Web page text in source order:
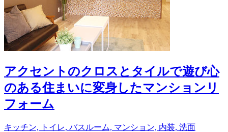
アクセントのクロスとタイルで遊び心
のある住まいに変身したマンションリ
フォーム
キッチン, トイレ, バスルーム, マンション, 内装, 洗面